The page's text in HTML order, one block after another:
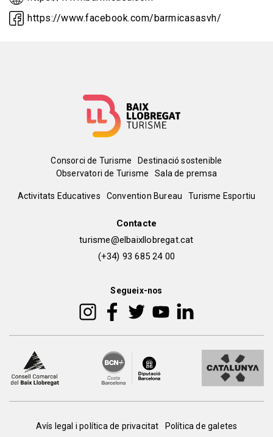
https://www.facebook.com/barmicasasvh/
Menú
del
Consorci de Turisme
Destinació sostenible
Observatori de Turisme
Sala de premsa
Peu
Activitats Educatives Convention Bureau Turisme Esportiu
Contacte
turisme@elbaixllobregat.cat
(+34) 93 685 24 00
Segueix-nos
Avís legal i política de privacitat Política de galetes